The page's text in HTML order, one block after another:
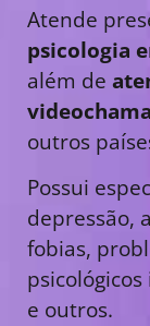
Atende
psicologia
além de
outros
Possui
depressão,
fobias,
e outros.